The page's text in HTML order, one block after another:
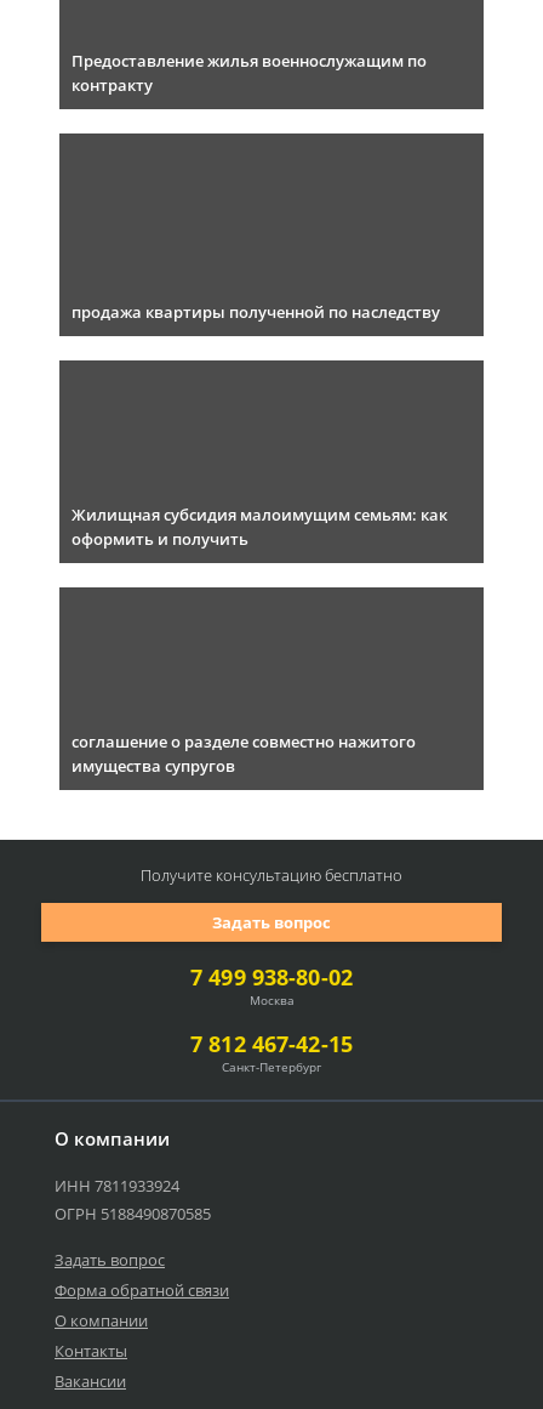
Предоставление жилья военнослужащим по
контракту
продажа квартиры полученной по наследству
Жилищная субсидия малоимущим семьям: как
оформить и получить
соглашение о разделе совместно нажитого
имущества супругов
О компании
ИНН 7811933924
ОГРН 5188490870585
Задать вопрос
Форма обратной связи
О компании
Контакты
Вакансии
7 499 938-80-02
Москва
7 812 467-42-15
Санкт-Петербург
Задать вопрос
Получите консультациюбесплатно